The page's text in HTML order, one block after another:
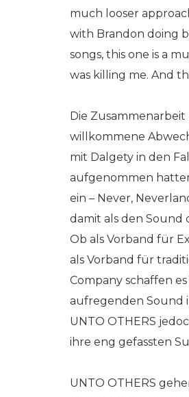
much looser
with Brandon doing
songs, this one is a
was killing me. And
Die
willkommene
mit Dalgety in den
aufgenommen
ein – Never,
damit als den Sound
Ob als Vorband für
als Vorband für
Company schaffen
aufregenden Sound
UNTO OTHERS
ihre eng gefassten
UNTO OTHERS